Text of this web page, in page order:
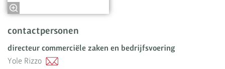
contactpersonen
directeur commerciële zaken en bedrijfsvoering
Yole Rizzo